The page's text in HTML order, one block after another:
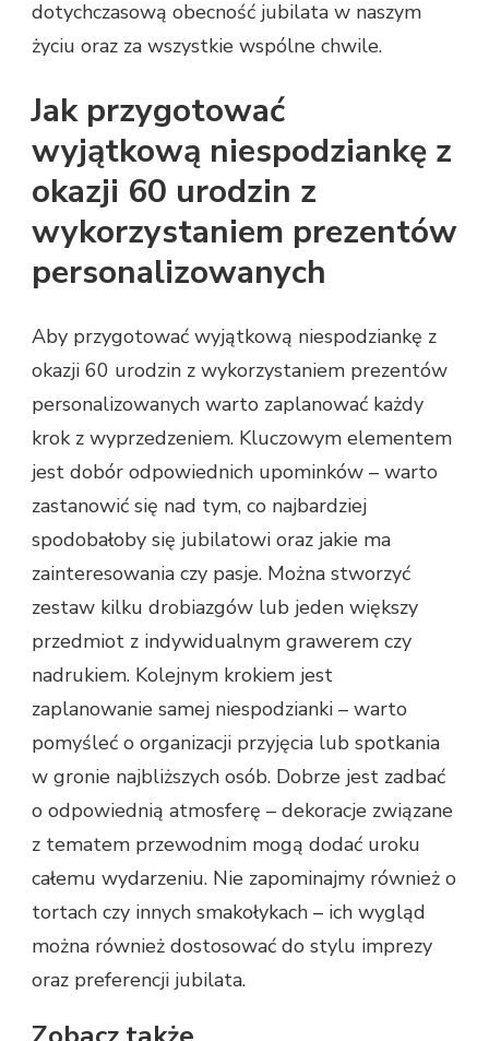
dotychczasową obecność jubilata w naszym
życiu oraz za wszystkie wspólne chwile.
Jak przygotować
wyjątkową niespodziankę z
okazji 60 urodzin z
wykorzystaniem prezentów
personalizowanych
Aby przygotować wyjątkową niespodziankę z
okazji 60 urodzin z wykorzystaniem prezentów
personalizowanych warto zaplanować każdy
krok z wyprzedzeniem. Kluczowym elementem
jest dobór odpowiednich upominków – warto
zastanowić się nad tym, co najbardziej
spodobałoby się jubilatowi oraz jakie ma
zainteresowania czy pasje. Można stworzyć
zestaw kilku drobiazgów lub jeden większy
przedmiot z indywidualnym grawerem czy
nadrukiem. Kolejnym krokiem jest
zaplanowanie samej niespodzianki – warto
pomyśleć o organizacji przyjęcia lub spotkania
w gronie najbliższych osób. Dobrze jest zadbać
o odpowiednią atmosferę – dekoracje związane
z tematem przewodnim mogą dodać uroku
całemu wydarzeniu. Nie zapominajmy również o
tortach czy innych smakołykach – ich wygląd
można również dostosować do stylu imprezy
oraz preferencji jubilata.